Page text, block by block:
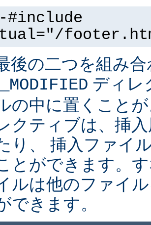
後の二つを組み
ディレ
の中に置くこと
クティブは、挿
り、 挿入ファイ
とができます。
ルは他のファイ
できます。